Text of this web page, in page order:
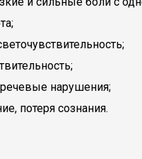
нарушения;
потеря сознания.